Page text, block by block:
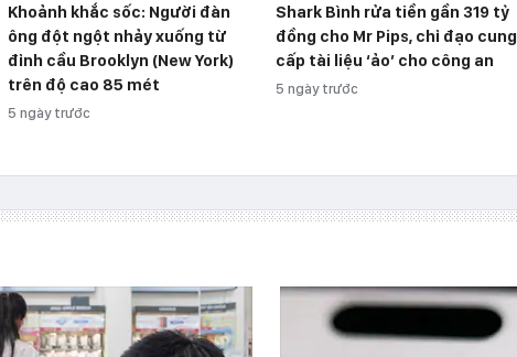
Khoảnh khắc sốc: Người đàn
ông đột ngột nhảy xuống từ
đỉnh cầu Brooklyn (New York)
trên độ cao 85 mét
5 ngày trước
Shark Bình rửa tiền gần 319 tỷ
đồng cho Mr Pips, chỉ đạo cung
cấp tài liệu ‘ảo’ cho công an
5 ngày trước